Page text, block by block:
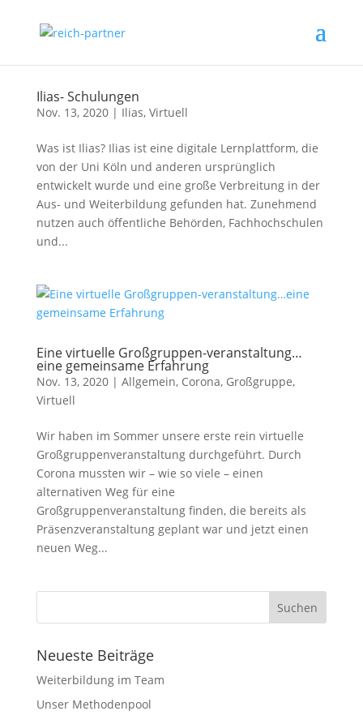
Ilias- Schulungen
Nov. 13, 2020| Ilias, Virtuell
Was ist Ilias? Ilias ist eine digitale Lernplattform, die
von der Uni Köln und anderen ursprünglich
entwickelt wurde und eine große Verbreitung in der
Aus- und Weiterbildung gefunden hat. Zunehmend
nutzen auch öffentliche Behörden, Fachhochschulen
und...
Eine virtuelle Großgruppen-veranstaltung…
eine gemeinsame Erfahrung
Nov. 13, 2020| Allgemein, Corona, Großgruppe,
Virtuell
Wir haben im Sommer unsere erste rein virtuelle
Großgruppenveranstaltung durchgeführt. Durch
Corona mussten wir – wie so viele – einen
alternativen Weg für eine
Großgruppenveranstaltung finden, die bereits als
Präsenzveranstaltung geplant war und jetzt einen
neuen Weg...
Neueste Beiträge
Weiterbildung im Team
Unser Methodenpool